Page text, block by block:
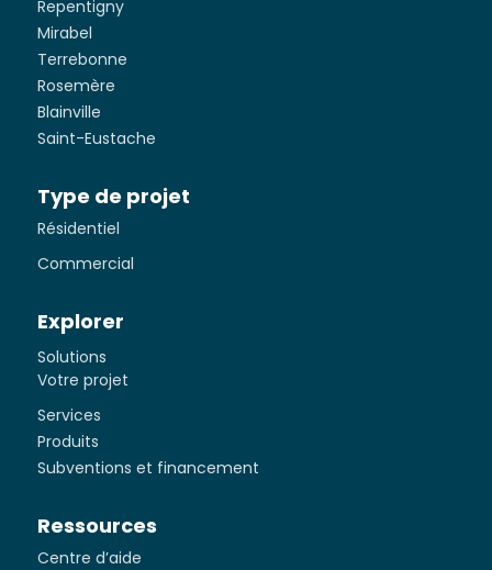
Repentigny
Mirabel
Terrebonne
Rosemère
Blainville
Saint-Eustache
Type de projet
Résidentiel
Commercial
Explorer
Solutions
Votre projet
Services
Produits
Subventions et financement
Ressources
Centre d’aide